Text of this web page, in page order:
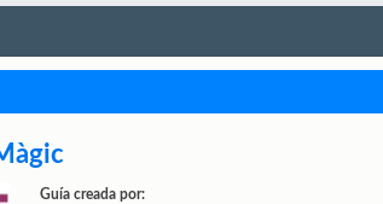
Guía creada por: